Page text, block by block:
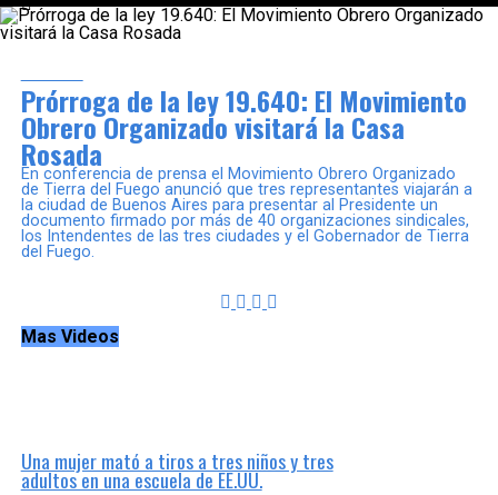
Prórroga de la ley 19.640: El Movimiento
Obrero Organizado visitará la Casa
Rosada
En conferencia de prensa el Movimiento Obrero Organizado
de Tierra del Fuego anunció que tres representantes viajarán a
la ciudad de Buenos Aires para presentar al Presidente un
documento firmado por más de 40 organizaciones sindicales,
los Intendentes de las tres ciudades y el Gobernador de Tierra
del Fuego.
Mas Videos
Una mujer mató a tiros a tres niños y tres
adultos en una escuela de EE.UU.